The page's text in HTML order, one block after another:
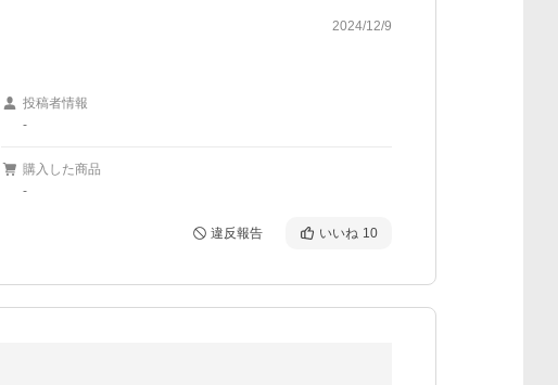
2024/12/9
投稿者情報
-
購入した商品
-
違反報告 いいね 10